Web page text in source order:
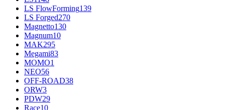
LS FlowForming139
LS Forged270
Magnetto130
Magnum10
MAK295
Megami83
MOMO1
NEO56
OFF-ROAD38
ORW3
PDW29
Race10